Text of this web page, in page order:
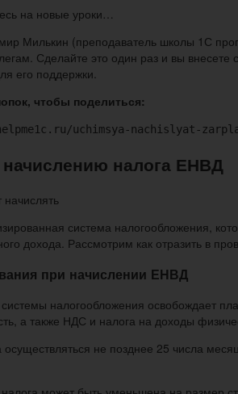
на новые уроки…
Милькин (преподаватель школы 1С
Сделайте это один раз и вы
его поддержки.
чтобы поделиться:
uchimsya-nachislyat-
налога ЕНВД
система налогообложения,
дохода. Рассмотрим как отразить в
при начислении ЕНВД
налогообложения освобождает
а также НДС и налога на доходы
не позднее 25 числа